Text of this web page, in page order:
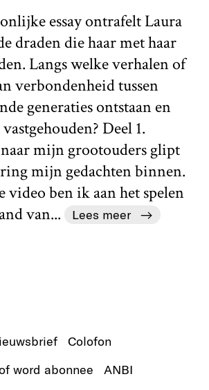
essay ontrafelt Laura
draden die haar met haar
Langs welke verhalen of
verbondenheid tussen
generaties ontstaan en
Deel 1.
mijn grootouders glipt
mijn gedachten binnen.
video ben ik aan het spelen
van...
Lees meer
Colofon
word abonnee
ANBI